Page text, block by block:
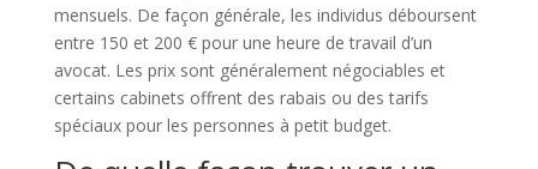
mensuels. De façon générale, les individus déboursent
entre 150 et 200 € pour une heure de travail d’un
avocat. Les prix sont généralement négociables et
certains cabinets offrent des rabais ou des tarifs
spéciaux pour les personnes à petit budget.